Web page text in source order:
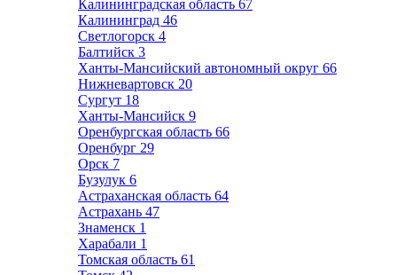
Калининградская область 67
Калининград 46
Светлогорск 4
Балтийск 3
Ханты-Мансийский автономный округ 66
Нижневартовск 20
Сургут 18
Ханты-Мансийск 9
Оренбургская область 66
Оренбург 29
Орск 7
Бузулук 6
Астраханская область 64
Астрахань 47
Знаменск 1
Харабали 1
Томская область 61